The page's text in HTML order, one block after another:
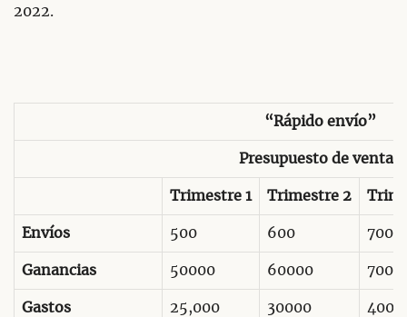
2022.
“Rápido envío”
Presupuesto de ventas
Trimestre 1 Trimestre 2
Envíos 500 600 700
Ganancias 50000 60000
Gastos 25,000 30000